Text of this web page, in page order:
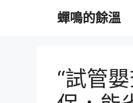
蟬鳴的餘溫
“試管